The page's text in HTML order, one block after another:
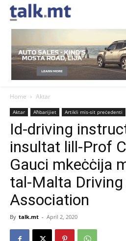
Home Aktar
Aktar Aħbarijiet Artikli mis-sit preċedenti
Id-driving
insultat lill-Prof
Gauci mkeċċija
tal-Malta
Association
By talk.mt - April 2, 2020